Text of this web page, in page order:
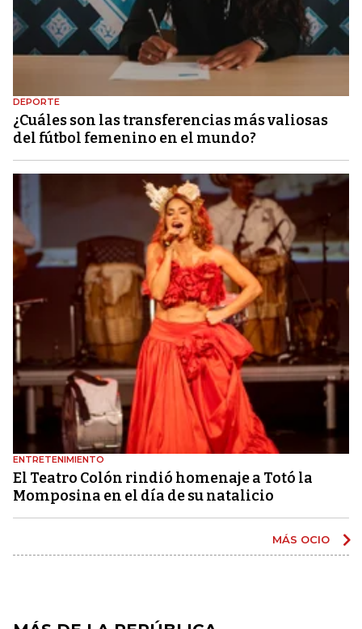
DEPORTE
¿Cuáles son las transferencias más valiosas
del fútbol femenino en el mundo?
ENTRETENIMIENTO
El Teatro Colón rindió homenaje a Totó la
Momposina en el día de su natalicio
MÁS OCIO